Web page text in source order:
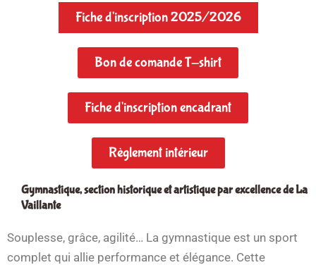
Fiche d'inscription 2025/2026
Bon de comande T-shirt
Fiche d'inscription encadrant
Règlement intérieur
Gymnastique, section historique et artistique par excellence de La
Vaillante
Souplesse, grâce, agilité… La gymnastique est un sport
complet qui allie performance et élégance. Cette